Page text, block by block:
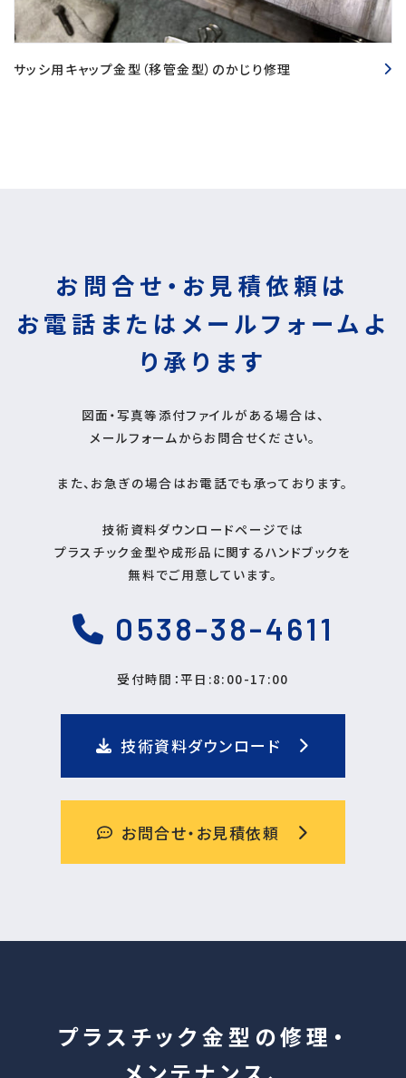
サッシ用キャップ金型（移管金型）のかじり修理
お問合せ・お見積依頼は
お電話またはメールフォームよ
り 承ります
図面・写真等添付ファイルがある場合は、
メールフォームからお問合せください。
また、お急ぎの場合はお電話でも承っております。
技術資料ダウンロードページでは
プラスチック金型や成形品に関するハンドブックを
無料でご用意しています。
0538-38-4611
受付時間：平日:8:00-17:00
技術資料ダウンロード
お問合せ・お見積依頼
プラスチック金型の修理・